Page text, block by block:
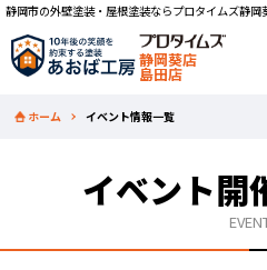
静岡市の外壁塗装・屋根塗装ならプロタイムズ静
静岡葵店
島田店
ホーム イベント情報一覧
イベント開